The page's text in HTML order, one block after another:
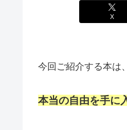
X
今回ご紹介する本は、
本当の自由を手に